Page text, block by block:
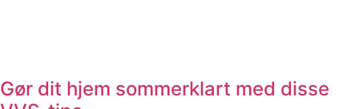
Gør dit hjem sommerklart med disse